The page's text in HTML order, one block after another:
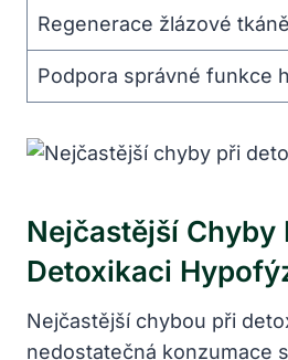
Regenerace žlázové tkáně
Podpora správné funkce
Nejčastější Chyby
Detoxikaci
Nejčastější chybou při
nedostatečná konzumace